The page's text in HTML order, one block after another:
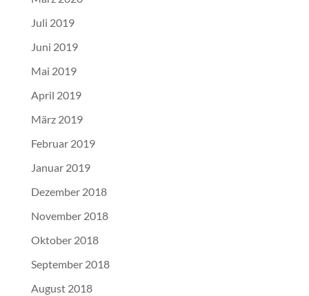
Juli 2019
Juni 2019
Mai 2019
April 2019
März 2019
Februar 2019
Januar 2019
Dezember 2018
November 2018
Oktober 2018
September 2018
August 2018